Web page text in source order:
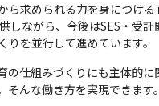
求められる力を身につけ
しながら、今後はSES・受
を並行して進めています。
仕組みづくりにも主体的に
んな働き方を実現できます。